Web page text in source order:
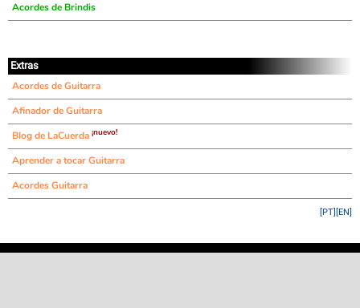
Acordes de Brindis
Extras
Acordes de Guitarra
Afinador de Guitarra
Blog de LaCuerda ¡nuevo!
Aprender a tocar Guitarra
Acordes Guitarra
[EN]
[PT]